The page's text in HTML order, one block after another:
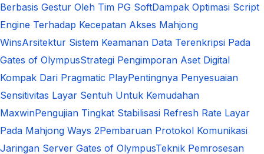
Berbasis Gestur Oleh Tim PG SoftDampak Optimasi Script
Engine Terhadap Kecepatan Akses Mahjong
WinsArsitektur Sistem Keamanan Data Terenkripsi Pada
Gates of OlympusStrategi Pengimporan Aset Digital
Kompak Dari Pragmatic PlayPentingnya Penyesuaian
Sensitivitas Layar Sentuh Untuk Kemudahan
MaxwinPengujian Tingkat Stabilisasi Refresh Rate Layar
Pada Mahjong Ways 2Pembaruan Protokol Komunikasi
Jaringan Server Gates of OlympusTeknik Pemrosesan